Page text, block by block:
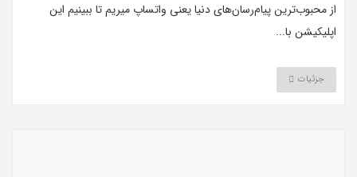
از محبوب‌ترین پیام‌رسان‌های دنیا یعنی واتساپ میریم تا ببینیم این
اپلیکیشن با...
جزئیات